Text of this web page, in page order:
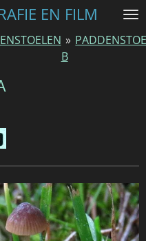
EN FILM
»
B